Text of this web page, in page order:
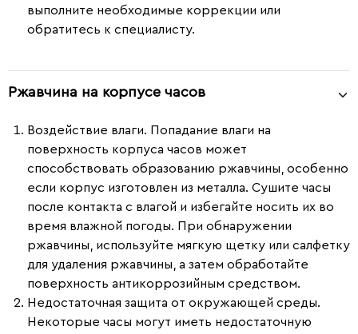
выполните необходимые коррекции или
обратитесь к специалисту.
Ржавчина на корпусе часов
Воздействие влаги. Попадание влаги на
поверхность корпуса часов может
способствовать образованию ржавчины, особенно
если корпус изготовлен из металла. Сушите часы
после контакта с влагой и избегайте носить их во
время влажной погоды. При обнаружении
ржавчины, используйте мягкую щетку или салфетку
для удаления ржавчины, а затем обработайте
поверхность антикоррозийным средством.
Недостаточная защита от окружающей среды.
Некоторые часы могут иметь недостаточную